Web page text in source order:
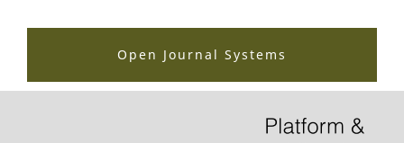
Open Journal Systems